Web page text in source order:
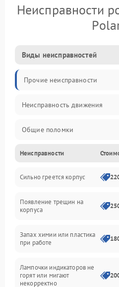
Неисправности
Виды неисправностей
Прочие неисправности
Неисправность движения
Общие поломки
Неисправность датчиков
Неисправность
Проблемы с сигналом
Батарея
Неисправности
Сильно греется корпус
Появление трещин на
корпуса
Запах химии или пластика
при работе
Лампочки индикаторов не
горят или мигают
некорректно